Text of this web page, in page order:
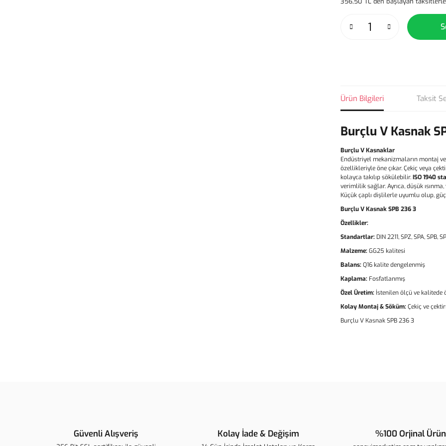
Ürün Bilgileri Taksit
Burçlu V Kasnak
Burçlu V Kasnaklar
Endüstriyel mekanizmaların montaj
özellikleriyle öne çıkar. Çekiç veya
kolayca takılıp sökülebilir.ISO 1940
verimlilik sağlar. Ayrıca, düşük
Küçük çaplı dişlilerle uyumlu olup,
Burçlu V Kasnak SPB 236 3
Özellikler:
Standartlar: DIN 2211, SPZ, SPA,
Malzeme:GG25 kalitesi
Balans:Q16 kalite dengelenmiş
Kaplama: Fosfatlanmış
Özel Üretim: İstenilen ölçü ve kalitede
Kolay Montaj & Söküm:Çekiç ve
Burçlu V Kasnak SPB 236 3
Ürün bilgilerinde hatalar
Güvenli Alışveriş Kolay İade & Değişim %100 Orjinal Ürün